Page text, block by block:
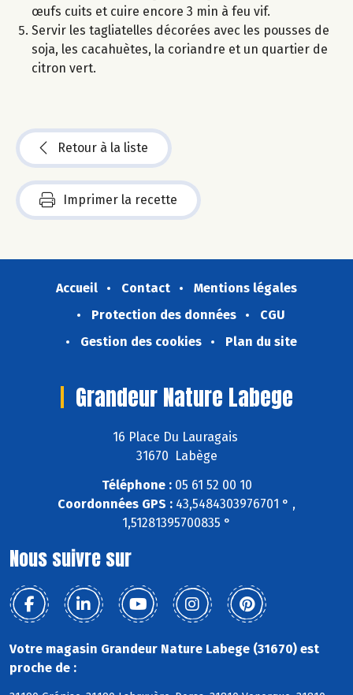
œufs cuits et cuire encore 3 min à feu vif.
Servir les tagliatelles décorées avec les pousses de
soja, les cacahuètes, la coriandre et un quartier de
citron vert.
Retour à la liste
Imprimer la recette
Accueil Contact
Mentions légales
Protection des données
CGU
Gestion des cookies
Plan du site
Grandeur Nature Labege
16 Place Du Lauragais
31670 Labège
Téléphone :05 61 52 00 10
Coordonnées GPS : 43,5484303976701 ° ,
1,51281395700835 °
Nous suivre sur
Votre magasin Grandeur Nature Labege (31670) est
proche de :